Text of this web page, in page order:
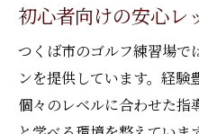
初心者向けの安心レ
つくば市のゴルフ練習場で
ンを提供しています。経験
個々のレベルに合わせた指